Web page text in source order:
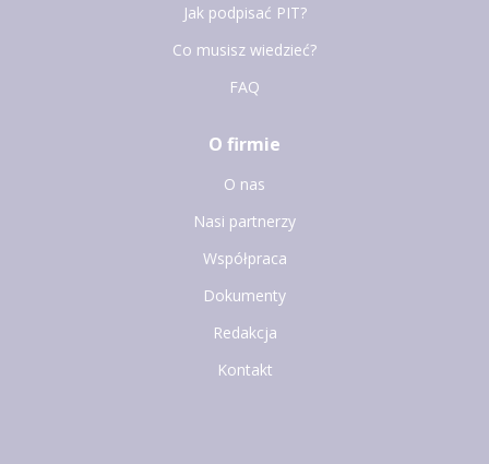
Jak podpisać PIT?
Co musisz wiedzieć?
FAQ
O firmie
O nas
Nasi partnerzy
Współpraca
Dokumenty
Redakcja
Kontakt